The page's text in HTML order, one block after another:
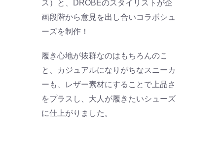
ス）と、DROBEのスタイリストが企
画段階から意見を出し合いコラボシュ
ーズを制作！
履き心地が抜群なのはもちろんのこ
と、カジュアルになりがちなスニーカ
ーも、レザー素材にすることで上品さ
をプラスし、大人が履きたいシューズ
に仕上がりました。